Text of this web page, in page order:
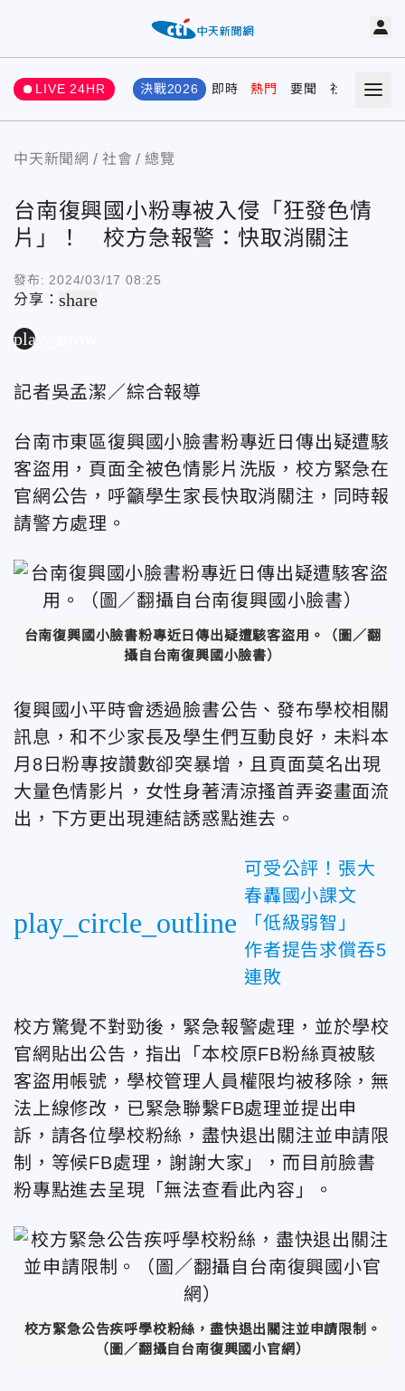
LIVE 24HR 決戰2026 即時 熱門 要聞 社會 娛樂
中天新聞網 社會 總覽
台南復興國小粉專被入侵「狂發色情
片」！ 校方急報警：快取消關注
發布: 2024/03/17 08:25
分享：share
play_arrow
記者吳孟潔／綜合報導
台南市東區復興國小臉書粉專近日傳出疑遭駭
客盜用，頁面全被色情影片洗版，校方緊急在
官網公告，呼籲學生家長快取消關注，同時報
請警方處理。
台南復興國小臉書粉專近日傳出疑遭駭客盜用。（圖／翻
攝自台南復興國小臉書）
復興國小平時會透過臉書公告、發布學校相關
訊息，和不少家長及學生們互動良好，未料本
月8日粉專按讚數卻突暴增，且頁面莫名出現
大量色情影片，女性身著清涼搔首弄姿畫面流
出，下方更出現連結誘惑點進去。
play_circle_outline
可受公評！張大
春轟國小課文
「低級弱智」
作者提告求償吞5
連敗
校方驚覺不對勁後，緊急報警處理，並於學校
官網貼出公告，指出「本校原FB粉絲頁被駭
客盜用帳號，學校管理人員權限均被移除，無
法上線修改，已緊急聯繫FB處理並提出申
訴，請各位學校粉絲，盡快退出關注並申請限
制，等候FB處理，謝謝大家」，而目前臉書
粉專點進去呈現「無法查看此內容」。
校方緊急公告疾呼學校粉絲，盡快退出關注並申請限制。
（圖／翻攝自台南復興國小官網）